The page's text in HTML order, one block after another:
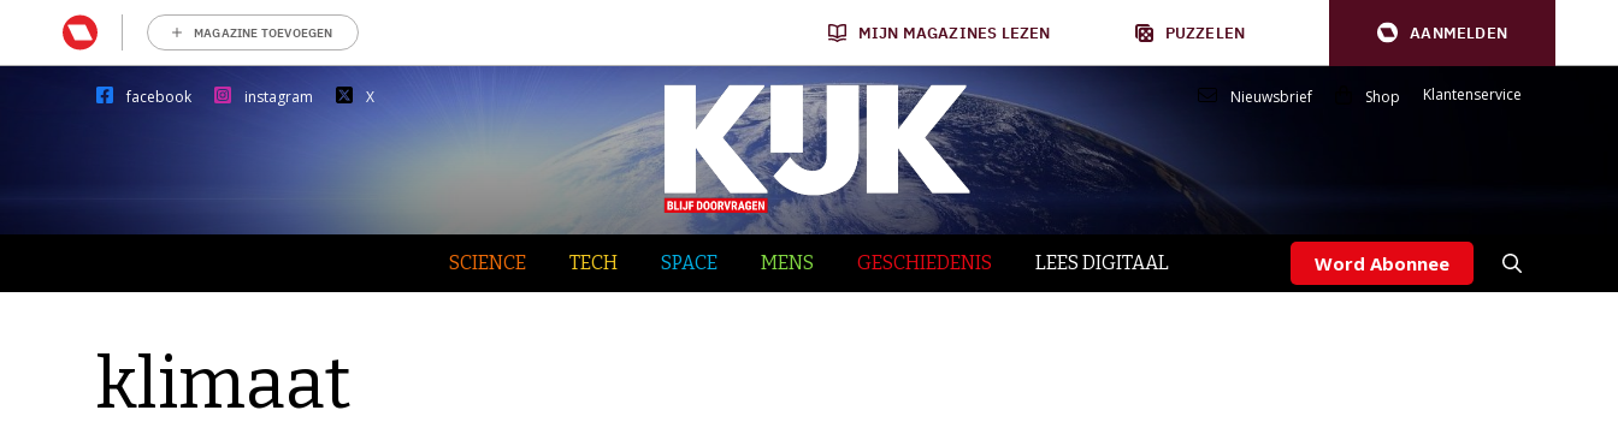
MAGAZINE TOEVOEGEN MIJN MAGAZINES LEZEN PUZZELEN AANMELDEN
facebook instagram X Nieuwsbrief Shop Klantenservice
SCIENCE TECH SPACE MENS GESCHIEDENIS LEES DIGITAAL Word Abonnee
klimaat